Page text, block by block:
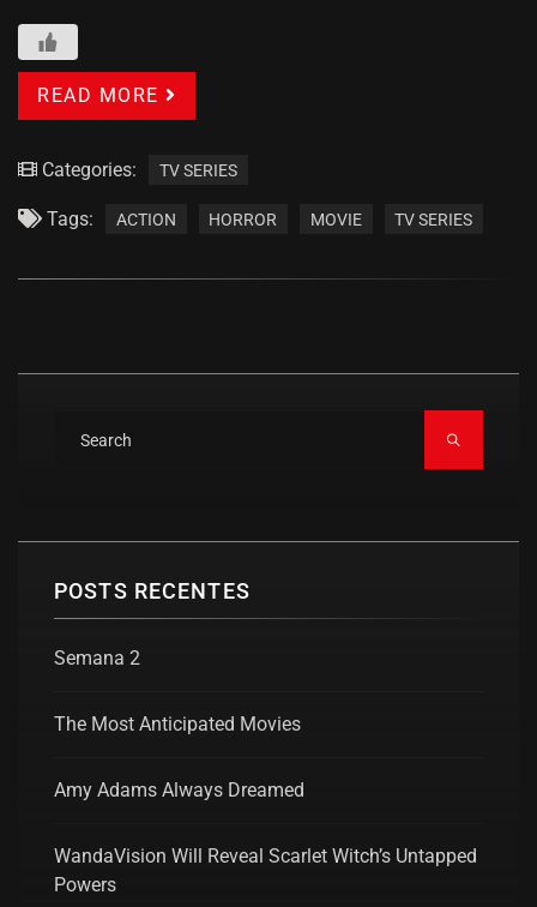
READ MORE
Categories: TV SERIES
Tags: ACTION HORROR MOVIE TV SERIES
POSTS RECENTES
Semana 2
The Most Anticipated Movies
Amy Adams Always Dreamed
WandaVision Will Reveal Scarlet Witch’s Untapped
Powers